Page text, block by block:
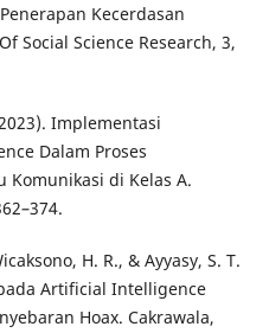
Kecerdasan
Social Science Research, 3,
Implementasi
Dalam Proses
Komunikasi di Kelas A.
H. R., & Ayyasy, S. T.
Artificial Intelligence
Hoax. Cakrawala,